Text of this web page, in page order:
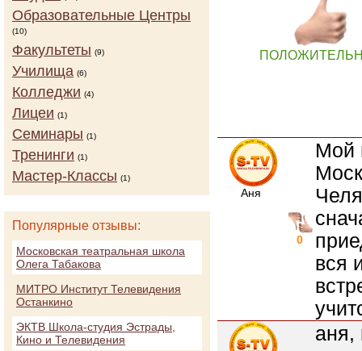
Аня
0
Мой
вся
аня,
Образовательные Центры
(10)
Факультеты (9)
Училища (6)
Колледжи (4)
Лицеи (1)
Семинары (1)
Тренинги (1)
Мастер-Классы (1)
Популярные отзывы:
Московская театральная школа
Олега Табакова
МИТРО Институт Телевидения
Останкино
ЭКТВ Школа-студия Эстрады,
Кино и Телевидения